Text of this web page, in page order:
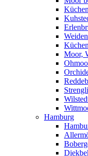
Moor,
Hamburg